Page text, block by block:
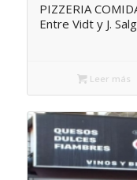
PIZZERIA
Entre Vidt y J.
Leer más